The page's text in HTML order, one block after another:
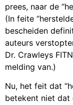
prees, naar de
(In feite
bescheiden
auteurs
Dr. Crawleys
melding van.)
Nu, het feit dat
betekent niet dat